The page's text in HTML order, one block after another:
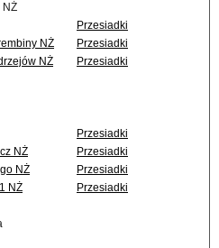
NŻ
Przesiadki
NŻ
Przesiadki
NŻ
Przesiadki
Przesiadki
NŻ
Przesiadki
NŻ
Przesiadki
NŻ
Przesiadki